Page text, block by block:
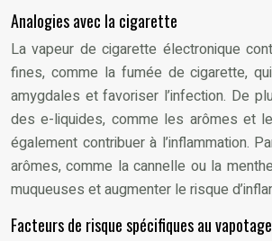
Analogies avec la cigarette
La vapeur de cigarette électronique
fines, comme la fumée de cigarette,
amygdales et favoriser l’infection. De
des e-liquides, comme les arômes et
également contribuer à l’inflammation.
arômes, comme la cannelle ou la
muqueuses et augmenter le risque
Facteurs de risque spécifiques au vapotage